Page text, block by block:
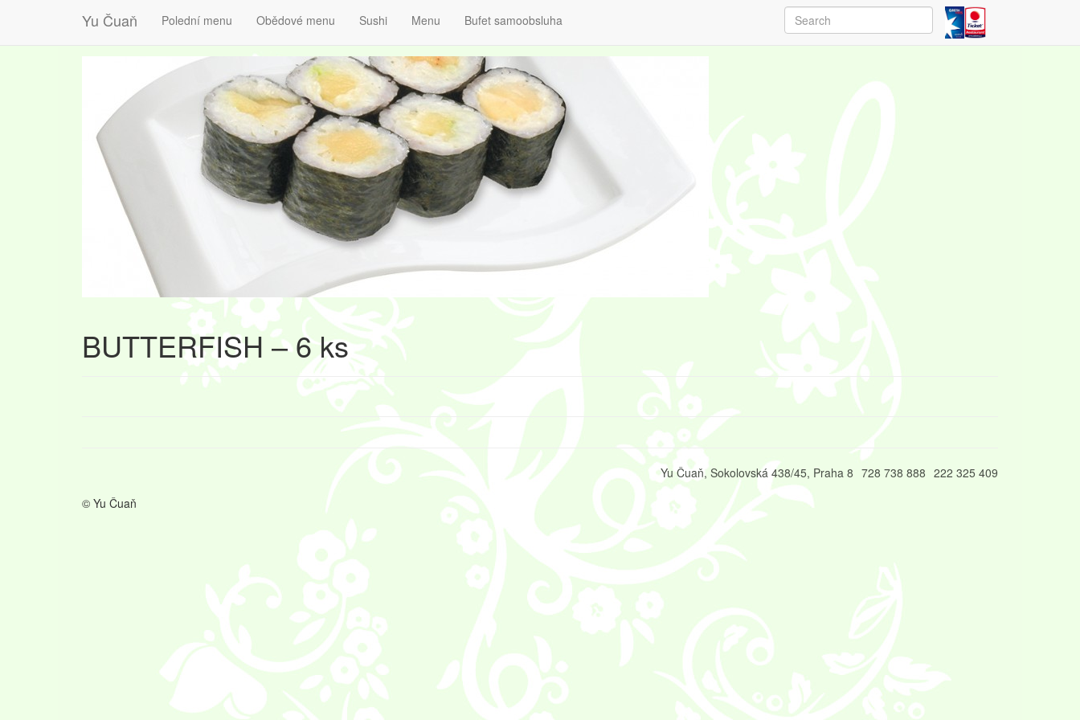
Yu Čuaň Polední menu Obědové menu Sushi Menu Bufet samoobsluha
BUTTERFISH – 6 ks
Yu Čuaň, Sokolovská 438/45, Praha 8 728 738 888 222 325 409
© Yu Čuaň